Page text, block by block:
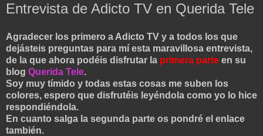
Entrevista de Adicto TV en Querida Tele
Agradecer los primero a Adicto TV y a todos los que
dejásteis preguntas para mí esta maravillosa entrevista,
de la que ahora podéis disfrutar la primera parte en su
blog Querida Tele.
Soy muy tímido y todas estas cosas me suben los
colores, espero que disfrutéis leyéndola como yo lo hice
respondiéndola.
En cuanto salga la segunda parte os pondré el enlace
también.